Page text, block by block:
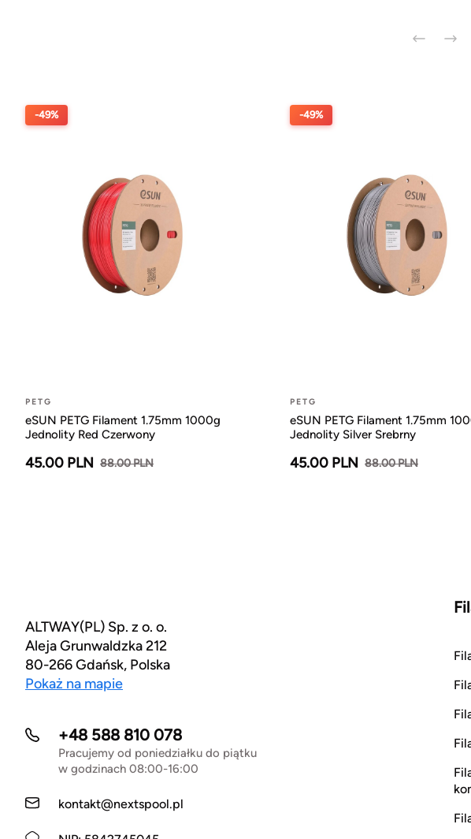
-49%
PETG
eSUN PETG Filament 1.75mm 1000g
Jednolity Red Czerwony
45.00 PLN 88.00 PLN
-49%
PETG
eSUN PETG Filament 1.75mm
Jednolity Silver Srebrny
45.00 PLN 88.00 PLN
ALTWAY(PL) Sp. z o. o.
Aleja Grunwaldzka 212
80-266 Gdańsk, Polska
Pokaż na mapie
+48 588 810 078
Pracujemy od poniedziałku do piątku
w godzinach 08:00-16:00
kontakt@nextspool.pl